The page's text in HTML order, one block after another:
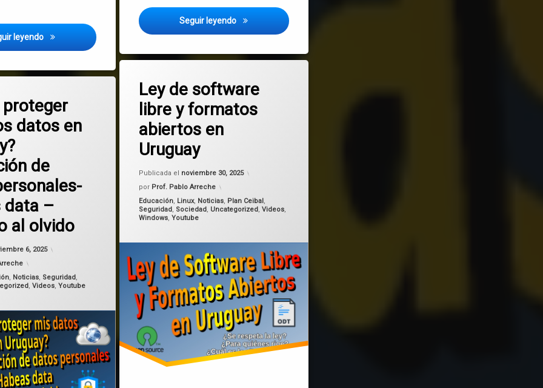
leyendo Ciberdelitos en Uruguay, algo cada vez más común: correos electrónicos, sms y más… Capítulo 1
Seguir leyendo ¡URGENTE! Ceibal alerta por falla en en notebooks Acrab: se recalientan y
Ley de software
libre y formatos
abiertos en
Uruguay
Publicada el noviembre 30, 2025
por Prof. Pablo Arreche
Categorías:
Educación, Linux, Noticias, Plan Ceibal ,
Seguridad, Sociedad, Uncategorized,Videos,
Windows,Youtube
proteger
datos en
de
data –
al olvido
6, 2025
noviembre 6, 2025
, Noticias, Seguridad,
,Videos,Youtube
en ¿Cómo proteger nuestros datos en Uruguay? Protección de datos personales- habeas data – derecho al olvido